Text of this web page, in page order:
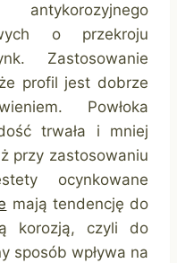
o przekroju
Zastosowanie
profil jest dobrze
Powłoka
trwała i mniej
przy zastosowaniu
ocynkowane
mają tendencję do
korozją, czyli do
sposób wpływa na